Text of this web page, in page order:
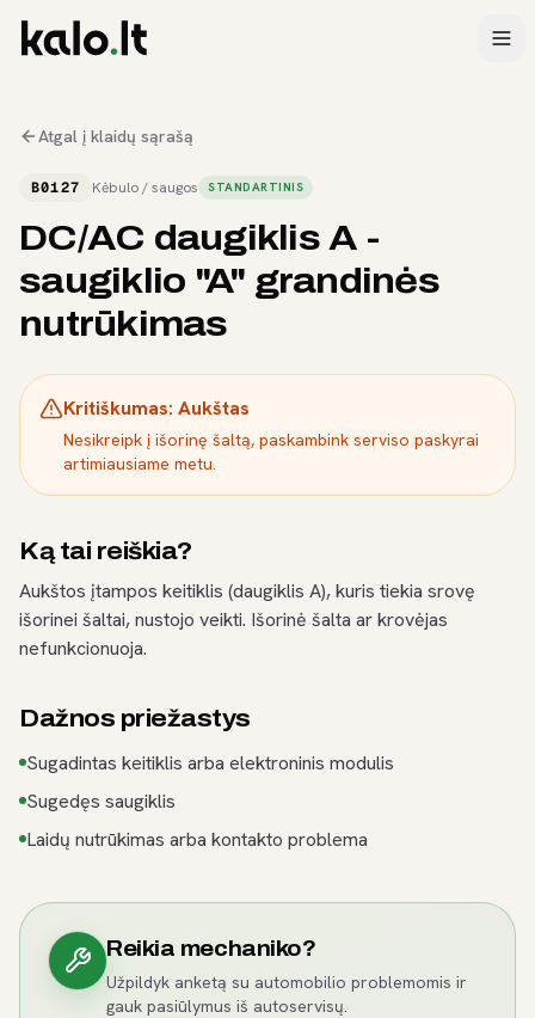
Atgal į klaidų sąrašą
B0127 Kėbulo / saugos STANDARTINIS
DC/AC daugiklis A -
saugiklio "A" grandinės
nutrūkimas
Kritiškumas: Aukštas
Nesikreipk į išorinę šaltą, paskambink serviso paskyrai
artimiausiame metu.
Ką tai reiškia?
Aukštos įtampos keitiklis (daugiklis A), kuris tiekia srovę
išorinei šaltai, nustojo veikti. Išorinė šalta ar krovėjas
nefunkcionuoja.
Dažnos priežastys
Sugadintas keitiklis arba elektroninis modulis
Sugedęs saugiklis
Laidų nutrūkimas arba kontakto problema
Reikia mechaniko?
Užpildyk anketą su automobilio problemomis ir
gauk pasiūlymus iš autoservisų.